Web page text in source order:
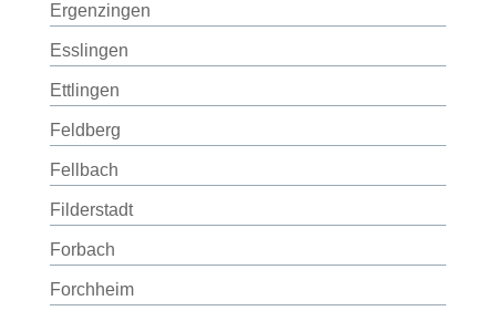
Ergenzingen
Esslingen
Ettlingen
Feldberg
Fellbach
Filderstadt
Forbach
Forchheim